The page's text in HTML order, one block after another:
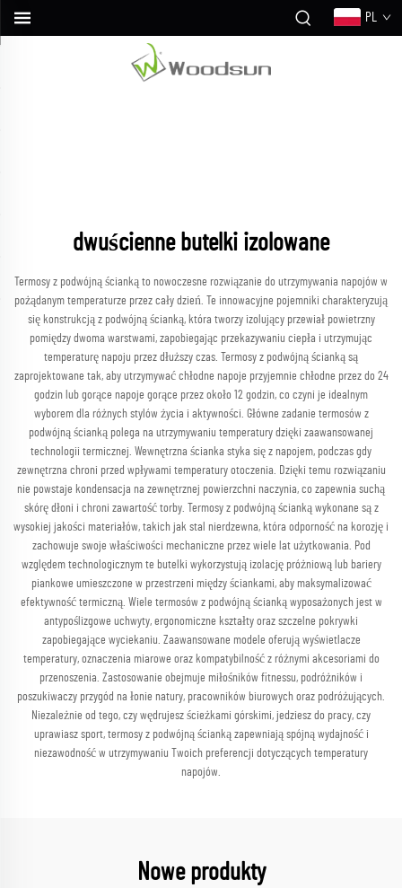
PL
dwuścienne butelki izolowane
Termosy z podwójną ścianką to nowoczesne rozwiązanie do utrzymywania napojów w
pożądanym temperaturze przez cały dzień. Te innowacyjne pojemniki charakteryzują
się konstrukcją z podwójną ścianką, która tworzy izolujący przewiał powietrzny
pomiędzy dwoma warstwami, zapobiegając przekazywaniu ciepła i utrzymując
temperaturę napoju przez dłuższy czas. Termosy z podwójną ścianką są
zaprojektowane tak, aby utrzymywać chłodne napoje przyjemnie chłodne przez do 24
godzin lub gorące napoje gorące przez około 12 godzin, co czyni je idealnym
wyborem dla różnych stylów życia i aktywności. Główne zadanie termosów z
podwójną ścianką polega na utrzymywaniu temperatury dzięki zaawansowanej
technologii termicznej. Wewnętrzna ścianka styka się z napojem, podczas gdy
zewnętrzna chroni przed wpływami temperatury otoczenia. Dzięki temu rozwiązaniu
nie powstaje kondensacja na zewnętrznej powierzchni naczynia, co zapewnia suchą
skórę dłoni i chroni zawartość torby. Termosy z podwójną ścianką wykonane są z
wysokiej jakości materiałów, takich jak stal nierdzewna, która odporność na korozję i
zachowuje swoje właściwości mechaniczne przez wiele lat użytkowania. Pod
względem technologicznym te butelki wykorzystują izolację próżniową lub bariery
piankowe umieszczone w przestrzeni między ściankami, aby maksymalizować
efektywność termiczną. Wiele termosów z podwójną ścianką wyposażonych jest w
antypoślizgowe uchwyty, ergonomiczne kształty oraz szczelne pokrywki
zapobiegające wyciekaniu. Zaawansowane modele oferują wyświetlacze
temperatury, oznaczenia miarowe oraz kompatybilność z różnymi akcesoriami do
przenoszenia. Zastosowanie obejmuje miłośników fitnessu, podróżników i
poszukiwaczy przygód na łonie natury, pracowników biurowych oraz podróżujących.
Niezależnie od tego, czy wędrujesz ścieżkami górskimi, jedziesz do pracy, czy
uprawiasz sport, termosy z podwójną ścianką zapewniają spójną wydajność i
niezawodność w utrzymywaniu Twoich preferencji dotyczących temperatury
napojów.
Nowe produkty